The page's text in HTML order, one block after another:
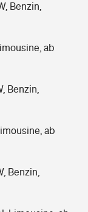
Benzin,
ab
Benzin,
ab
Benzin,